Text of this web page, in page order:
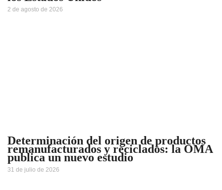
2 de agosto de 2026
Determinación del origen de productos
remanufacturados y reciclados: la OMA
publica un nuevo estudio
31 de julio de 2026